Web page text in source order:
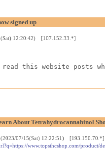
signed up
12:20:42) [107.152.33.*]
this website posts
About Tetrahydrocannabinol
07/15(Sat) 12:22:51) [193.150.70.*]
www.topsthcshop.com/